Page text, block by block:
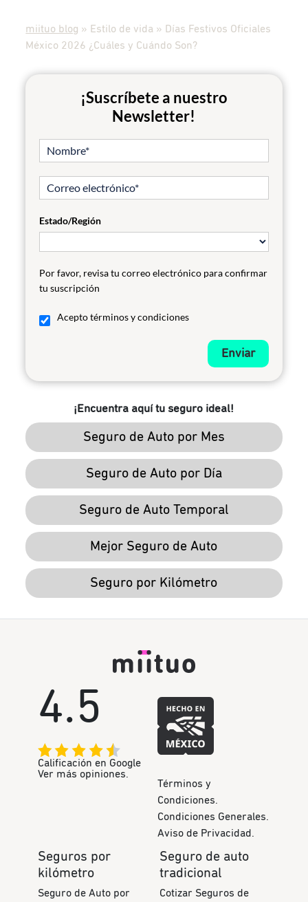
miituo blog » Estilo de vida » Días Festivos Oficiales
México 2026 ¿Cuáles y Cuándo Son?
¡Suscríbete a nuestro
Newsletter!
Estado/Región
Por favor, revisa tu correo electrónico para confirmar
tu suscripción
Acepto términos y condiciones
Enviar
¡Encuentra aquí tu seguro ideal!
Seguro de Auto por Mes
Seguro de Auto por Día
Seguro de Auto Temporal
Mejor Seguro de Auto
Seguro por Kilómetro
4.5
Calificación en Google
Ver más opiniones.
Términos y
Condiciones.
Condiciones Generales.
Aviso de Privacidad.
Seguros por
kilómetro
Seguro de Auto por
Seguro de auto
tradicional
Cotizar Seguros de